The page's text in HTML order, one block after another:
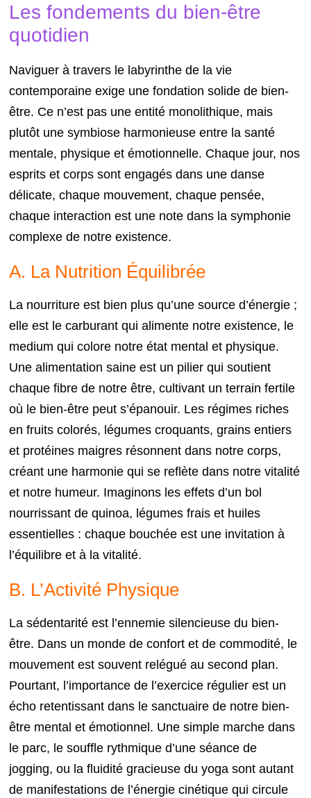
Les fondements du bien-être
quotidien
Naviguer à travers le labyrinthe de la vie
contemporaine exige une fondation solide de bien-
être. Ce n’est pas une entité monolithique, mais
plutôt une symbiose harmonieuse entre la santé
mentale, physique et émotionnelle. Chaque jour, nos
esprits et corps sont engagés dans une danse
délicate, chaque mouvement, chaque pensée,
chaque interaction est une note dans la symphonie
complexe de notre existence.
A. La Nutrition Équilibrée
La nourriture est bien plus qu’une source d’énergie ;
elle est le carburant qui alimente notre existence, le
medium qui colore notre état mental et physique.
Une alimentation saine est un pilier qui soutient
chaque fibre de notre être, cultivant un terrain fertile
où le bien-être peut s’épanouir. Les régimes riches
en fruits colorés, légumes croquants, grains entiers
et protéines maigres résonnent dans notre corps,
créant une harmonie qui se reflète dans notre vitalité
et notre humeur. Imaginons les effets d’un bol
nourrissant de quinoa, légumes frais et huiles
essentielles : chaque bouchée est une invitation à
l’équilibre et à la vitalité.
B. L’Activité Physique
La sédentarité est l’ennemie silencieuse du bien-
être. Dans un monde de confort et de commodité, le
mouvement est souvent relégué au second plan.
Pourtant, l’importance de l’exercice régulier est un
écho retentissant dans le sanctuaire de notre bien-
être mental et émotionnel. Une simple marche dans
le parc, le souffle rythmique d’une séance de
jogging, ou la fluidité gracieuse du yoga sont autant
de manifestations de l’énergie cinétique qui circule